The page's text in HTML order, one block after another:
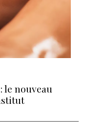
le nouveau